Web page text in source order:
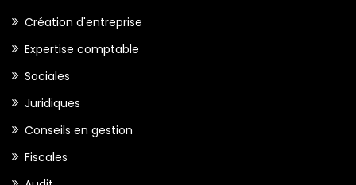
Création d'entreprise
Expertise comptable
Sociales
Juridiques
Conseils en gestion
Fiscales